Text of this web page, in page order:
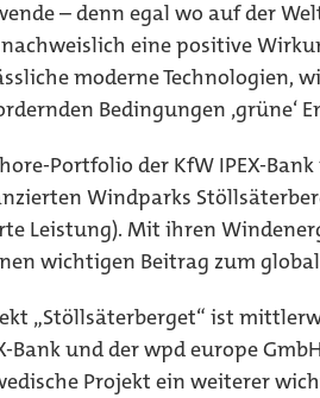
– denn egal wo auf der
eine positive
moderne Technologien,
Bedingungen ‚grüne‘
Portfolio der KfW IPEX-
Windparks
Leistung). Mit ihren
wichtigen Beitrag zum
„Stöllsäterberget“ ist
Bank und der wpd europe
Projekt ein weiterer